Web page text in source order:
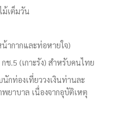
ม้เต็มวัน
ากากและท่อหายใจ)
.5 (เกาะรัง) สำหรับคนไทย
กท่องเที่ยววงเงินท่านละ
ยาบาล เนื่องจากอุบัติเหตุ